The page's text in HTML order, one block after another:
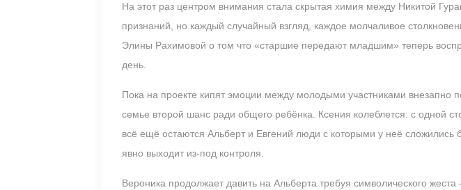
На этот раз центром внимания стала скрытая химия между Никитой
признаний, но каждый случайный взгляд, каждое молчаливое
Элины Рахимовой о том что «старшие передают младшим» теперь
день.
Пока на проекте кипят эмоции между молодыми участниками внезапно
семье второй шанс ради общего ребёнка. Ксения колеблется: с одной
всё ещё остаются Альберт и Евгений люди с которыми у неё сложились
явно выходит из-под контроля.
Вероника продолжает давить на Альберта требуя символического